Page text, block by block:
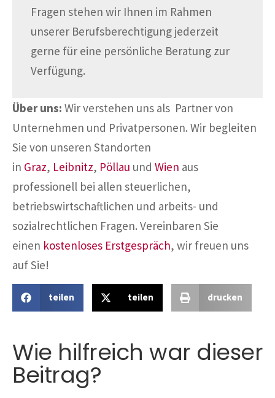
Fragen stehen wir Ihnen im Rahmen
unserer Berufsberechtigung jederzeit
gerne für eine persönliche Beratung zur
Verfügung.
Über uns: Wir verstehen uns als Partner von
Unternehmen und Privatpersonen. Wir begleiten
Sie von unseren Standorten
in Graz, Leibnitz, Pöllau und Wien aus
professionell bei allen steuerlichen,
betriebswirtschaftlichen und arbeits- und
sozialrechtlichen Fragen. Vereinbaren Sie
einen kostenloses Erstgespräch, wir freuen uns
auf Sie!
teilen teilen drucken
Wie hilfreich war dieser
Beitrag?